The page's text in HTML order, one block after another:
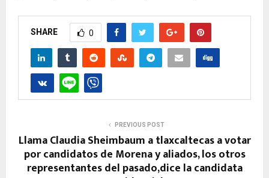
SHARE 0
PREVIOUS POST
Llama Claudia Sheimbaum a tlaxcaltecas a votar
por candidatos de Morena y aliados, los otros
representantes del pasado,dice la candidata